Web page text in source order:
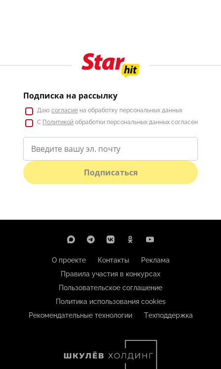
Подписка на рассылку
Даю согласие на обработку персональных данных
С Политикой обработки персональных данных согласен
Подписаться
О проекте Контакты
Реклама
Правила участия в конкурсах
Пользовательское соглашение
Политика использования cookies
Рекомендательные технологии
Техподдержка